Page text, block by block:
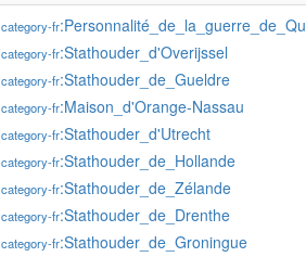
category-fr
category-fr:Stathouder_d'Overijssel
category-fr:Stathouder_de_Gueldre
category-fr:Maison_d'Orange-Nassau
category-fr:Stathouder_d'Utrecht
category-fr:Stathouder_de_Hollande
category-fr:Stathouder_de_Zélande
category-fr:Stathouder_de_Drenthe
category-fr:Stathouder_de_Groningue